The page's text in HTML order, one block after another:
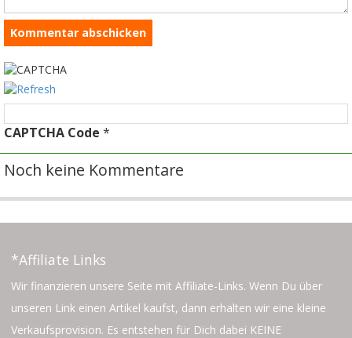
CAPTCHA Code *
Noch keine Kommentare
*Affiliate Links
Wir finanzieren unsere Seite mit Affiliate-Links. Wenn Du über
unseren Link einen Artikel kaufst, dann erhalten wir eine kleine
Verkaufsprovision. Es entstehen für Dich dabei KEINE